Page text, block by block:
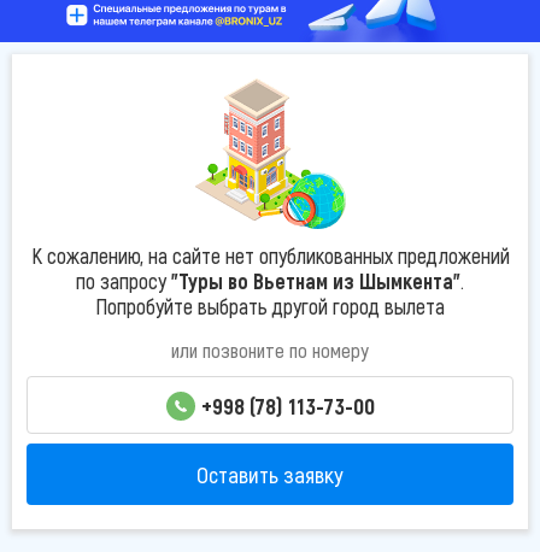
К сожалению, на сайте нет опубликованных предложений
по запросу"Туры во Вьетнам из Шымкента".
Попробуйте выбрать другой город вылета
или позвоните по номеру
+998 (78) 113-73-00
Оставить заявку